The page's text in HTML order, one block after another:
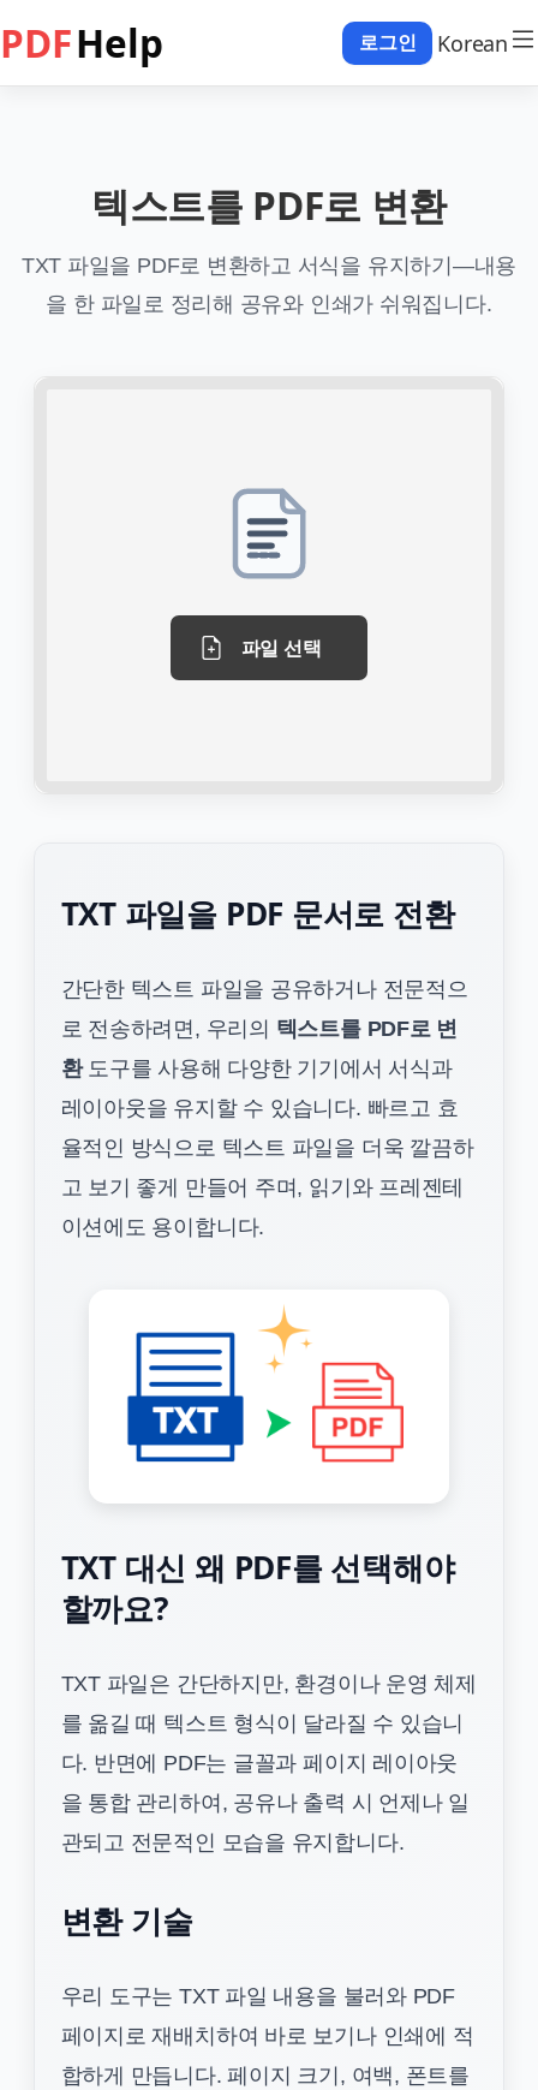
PDFHelp 로그인 Korean
텍스트를 PDF로 변환
TXT 파일을 PDF로 변환하고 서식을 유지하기—내용
을 한 파일로 정리해 공유와 인쇄가 쉬워집니다.
파일 선택
TXT 파일을 PDF 문서로 전환
간단한 텍스트 파일을 공유하거나 전문적으
로 전송하려면, 우리의 텍스트를 PDF로 변
환도구를 사용해 다양한 기기에서 서식과
레이아웃을 유지할 수 있습니다. 빠르고 효
율적인 방식으로 텍스트 파일을 더욱 깔끔하
고 보기 좋게 만들어 주며, 읽기와 프레젠테
이션에도 용이합니다.
TXT 대신 왜 PDF를 선택해야
할까요?
TXT 파일은 간단하지만, 환경이나 운영 체제
를 옮길 때 텍스트 형식이 달라질 수 있습니
다. 반면에 PDF는 글꼴과 페이지 레이아웃
을 통합 관리하여, 공유나 출력 시 언제나 일
관되고 전문적인 모습을 유지합니다.
변환 기술
우리 도구는 TXT 파일 내용을 불러와 PDF
페이지로 재배치하여 바로 보기나 인쇄에 적
합하게 만듭니다. 페이지 크기, 여백, 폰트를